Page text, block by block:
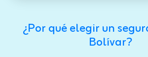
¿Por qué elegir un
Bolívar?